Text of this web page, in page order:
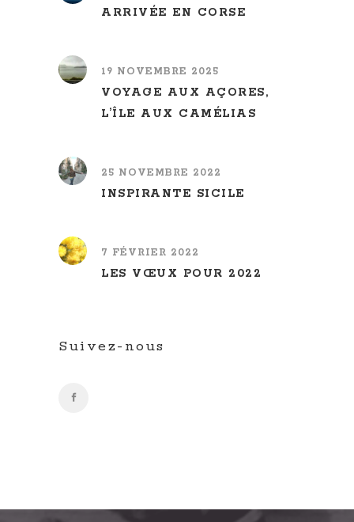
ARRIVÉE EN CORSE
19 NOVEMBRE 2025
VOYAGE AUX AÇORES,
L’ÎLE AUX CAMÉLIAS
25 NOVEMBRE 2022
INSPIRANTE SICILE
7 FÉVRIER 2022
LES VŒUX POUR 2022
Suivez-nous